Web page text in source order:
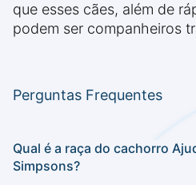
que esses cães, além de
podem ser companheiros
Perguntas Frequentes
Qual é a raça do cachorro
Simpsons?